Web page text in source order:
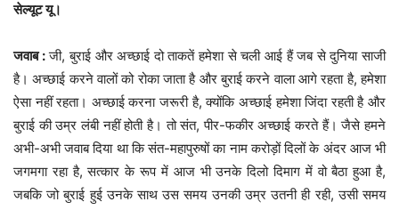
सेल्यूट यू।
जवाब :जी, बुराई और अच्छाई दो ताकतें हमेशा से चली आई हैं जब से दुनिया साजी
है। अच्छाई करने वालों को रोका जाता है और बुराई करने वाला आगे रहता है, हमेशा
ऐसा नहीं रहता। अच्छाई करना जरूरी है, क्योंकि अच्छाई हमेशा जिंदा रहती है और
बुराई की उम्र लंबी नहीं होती है। तो संत, पीर-फकीर अच्छाई करते हैं। जैसे हमने
अभी-अभी जवाब दिया था कि संत-महापुरुषों का नाम करोड़ों दिलों के अंदर आज भी
जगमगा रहा है, सत्कार के रूप में आज भी उनके दिलो दिमाग में वो बैठा हुआ है,
जबकि जो बुराई हुई उनके साथ उस समय उनकी उम्र उतनी ही रही, उसी समय